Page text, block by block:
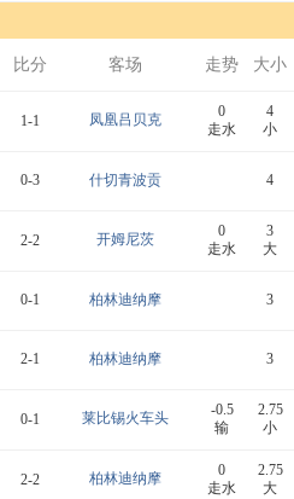
比分 客场 走势 大小
1-1 凤凰吕贝克
0
走水
4
小
0-3 什切青波贡 4
2-2 开姆尼茨
0
走水
3
大
0-1 柏林迪纳摩 3
2-1 柏林迪纳摩 3
0-1 莱比锡火车头
-0.5
输
2.75
小
2-2 柏林迪纳摩
0
走水
2.75
大